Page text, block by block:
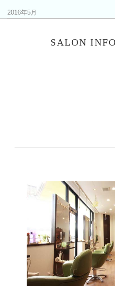
2016年5月
SALON